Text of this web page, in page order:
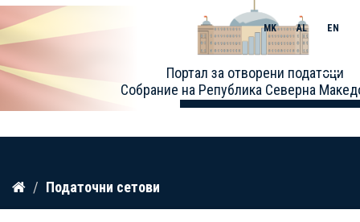
Прескокнете
содржина
Портал за отворени податоци
Собрание на Република Северна
MK AL EN
Toggle
Податочни сетови